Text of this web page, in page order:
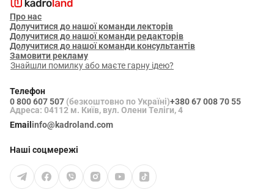
Про нас
Долучитися до нашої команди лекторів
Долучитися до нашої команди редакторів
Долучитися до нашої команди консультантів
Замовити рекламу
Знайшли помилку або маєте гарну ідею?
Телефон
0 800 607 507 (безкоштовно по Україні)+380 67 008 70 55
Адреса: 04112 м. Київ, вул. Олени Теліги, 4
Email info@kadroland.com
Наші соцмережі